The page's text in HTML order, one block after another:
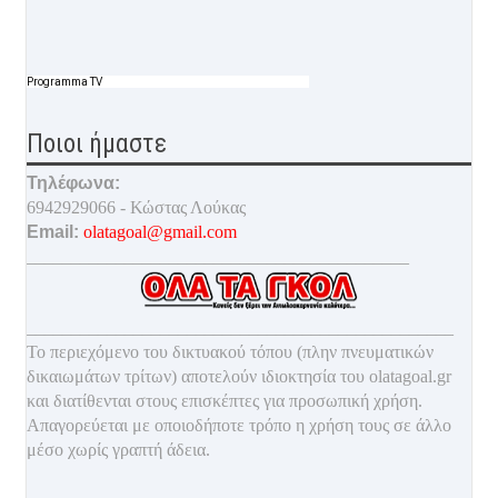
Programma TV
Ποιοι ήμαστε
Τηλέφωνα:
6942929066 - Κώστας Λούκας
Email: olatagoal@gmail.com
Το περιεχόμενο του δικτυακού τόπου (πλην πνευματικών
δικαιωμάτων τρίτων) αποτελούν ιδιοκτησία του olatagoal.gr
και διατίθενται στους επισκέπτες για προσωπική χρήση.
Απαγορεύεται με οποιοδήποτε τρόπο η χρήση τους σε άλλο
μέσο χωρίς γραπτή άδεια.